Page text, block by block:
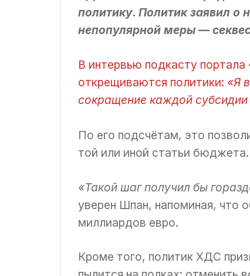
политику. Политик заявил
непопулярной меры —
В интервью подкасту
открещиваются политики: «Я
сокращение каждой субсидии
По его подсчётам, это
той или иной статьи бюджета.
«Такой шаг получил бы
уверен Шпан, напоминая, что
миллиардов евро.
Кроме того, политик ХДС